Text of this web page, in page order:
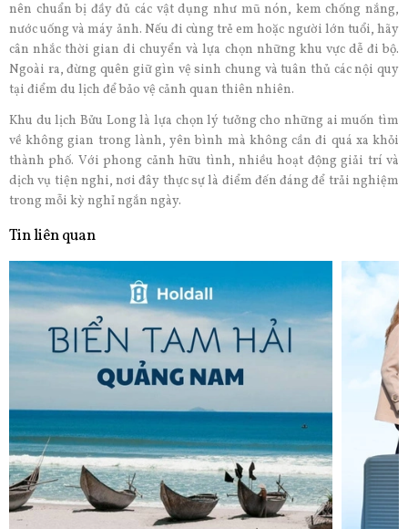
nên chuẩn bị đầy đủ các vật dụng như mũ nón, kem chống nắng,
nước uống và máy ảnh. Nếu đi cùng trẻ em hoặc người lớn tuổi, hãy
cân nhắc thời gian di chuyển và lựa chọn những khu vực dễ đi bộ.
Ngoài ra, đừng quên giữ gìn vệ sinh chung và tuân thủ các nội quy
tại điểm du lịch để bảo vệ cảnh quan thiên nhiên.
Khu du lịch Bửu Long là lựa chọn lý tưởng cho những ai muốn tìm
về không gian trong lành, yên bình mà không cần đi quá xa khỏi
thành phố. Với phong cảnh hữu tình, nhiều hoạt động giải trí và
dịch vụ tiện nghi, nơi đây thực sự là điểm đến đáng để trải nghiệm
trong mỗi kỳ nghỉ ngắn ngày.
Tin liên quan